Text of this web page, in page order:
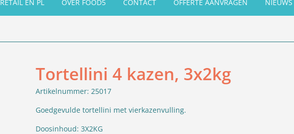
RETAIL EN PL OVER FOOD5 CONTACT OFFERTE AANVRAGEN NIEUWS
Tortellini 4 kazen, 3x2kg
Artikelnummer: 25017
Goedgevulde tortellini met vierkazenvulling.
Doosinhoud: 3X2KG